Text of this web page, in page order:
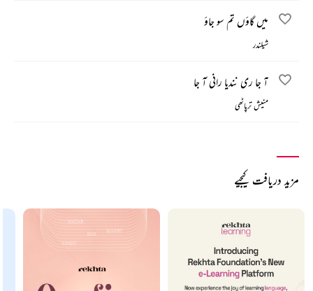
میں گاؤں تم سو جاؤ
شیلندر
آ جا ری نندیا رانی آ جا
منیش ترپاٹھی
مزید دریافت کیجیے